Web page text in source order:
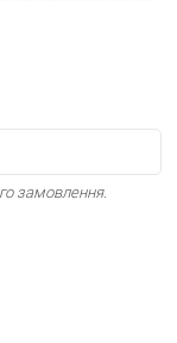
замовлення.